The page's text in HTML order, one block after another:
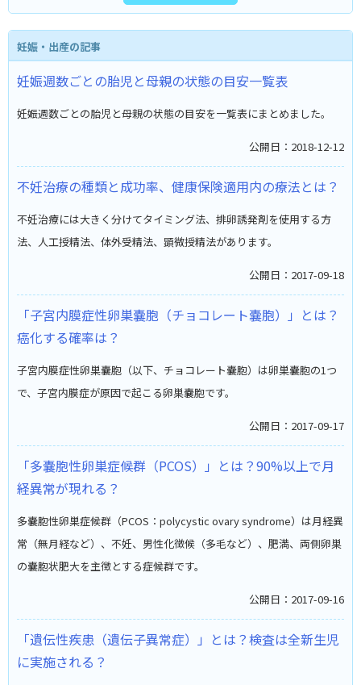
妊娠・出産の記事
妊娠週数ごとの胎児と母親の状態の目安一覧表
妊娠週数ごとの胎児と母親の状態の目安を一覧表にまとめました。
公開日：2018-12-12
不妊治療の種類と成功率、健康保険適用内の療法とは？
不妊治療には大きく分けてタイミング法、排卵誘発剤を使用する方
法、人工授精法、体外受精法、顕微授精法があります。
公開日：2017-09-18
「子宮内膜症性卵巣嚢胞（チョコレート嚢胞）」とは？
癌化する確率は？
子宮内膜症性卵巣嚢胞（以下、チョコレート嚢胞）は卵巣嚢胞の1つ
で、子宮内膜症が原因で起こる卵巣嚢胞です。
公開日：2017-09-17
「多嚢胞性卵巣症候群（PCOS）」とは？90%以上で月
経異常が現れる？
多嚢胞性卵巣症候群（PCOS：polycystic ovary syndrome）は月経異
常（無月経など）、不妊、男性化徴候（多毛など）、肥満、両側卵巣
の嚢胞状肥大を主徴とする症候群です。
公開日：2017-09-16
「遺伝性疾患（遺伝子異常症）」とは？検査は全新生児
に実施される？